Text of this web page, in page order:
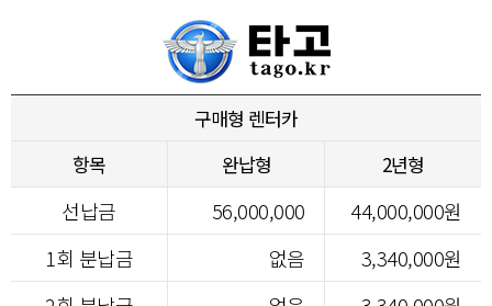
구매형 렌터카
항목
완납형 2년형
선납금 56,000,000
44,000,000원
1회 분납금
없음
3,340,000원